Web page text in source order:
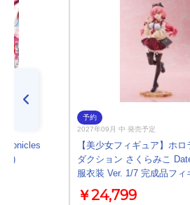
(3)
予約
2027年09月 中 発売予定
【美少女フィギュア】ホロ
ダクション さくらみこ
服衣装 Ver. 1/7 完成品フィ
￥24,799